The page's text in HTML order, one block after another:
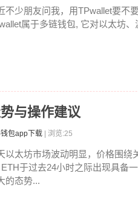
不少朋友问我，用TPwallet要不
属于多链钱包, 它对以太坊
与操作建议
包app下载 | 浏览:25
以太坊市场波动明显，价格围绕
于过去24小时之际出现具备
的态势...